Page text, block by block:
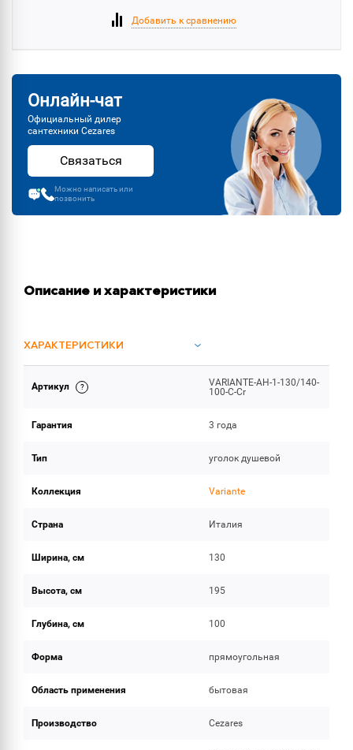
Добавить к сравнению
Онлайн-чат
Официальный дилер
сантехники Cezares
Связаться
Можно написать или
позвонить
Описание и характеристики
ХАРАКТЕРИСТИКИ
ОБЪЕМ ПОСТАВКИ
Артикул
VARIANTE-AH-1-130/140-
100-C-Cr
Гарантия 3 года
Тип уголок душевой
Коллекция Variante
Страна Италия
Ширина, см 130
Высота, см 195
Глубина, см 100
Форма прямоугольная
Область применения бытовая
Производство Cezares